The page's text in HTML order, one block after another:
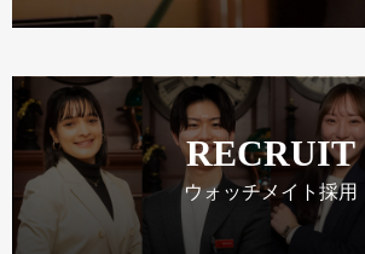
RECRUIT
ウォッチメイト採用